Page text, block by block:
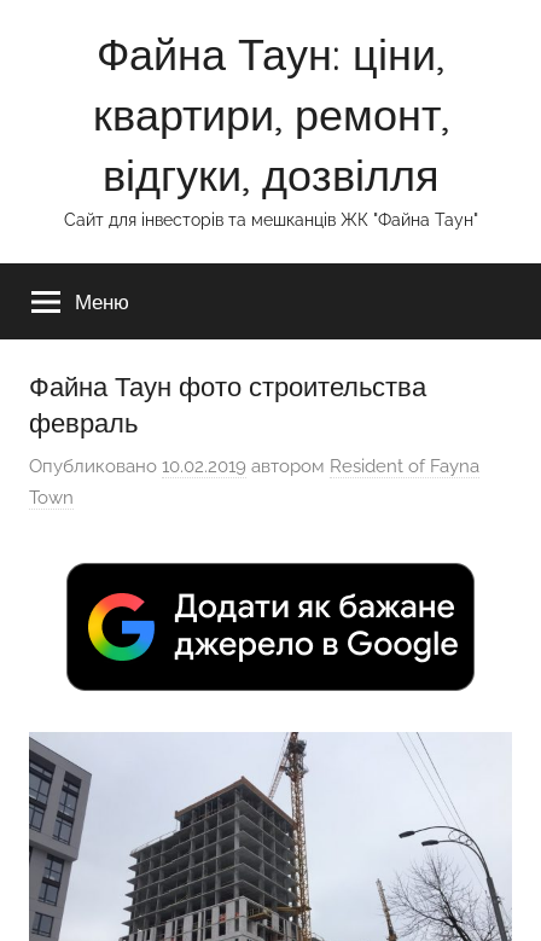
Файна Таун: ціни,
квартири, ремонт,
відгуки, дозвілля
Сайт для інвесторів та мешканців ЖК "Файна Таун"
Меню
Файна Таун фото строительства
февраль
Опубликовано 10.02.2019 автором Resident of Fayna
Town